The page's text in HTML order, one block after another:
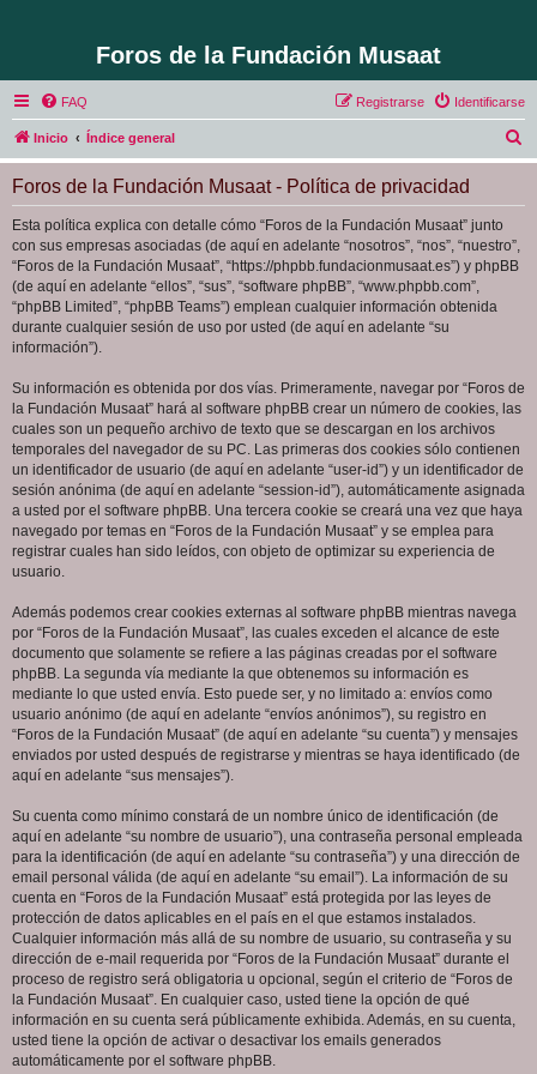
Foros de la Fundación Musaat
FAQ Identificarse
Registrarse
Inicio Índice general
u
Foros de la Fundación Musaat - Política de privacidad
Esta política explica con detalle cómo “Foros de la Fundación Musaat” junto
con sus empresas asociadas (de aquí en adelante “nosotros”, “nos”, “nuestro”,
“Foros de la Fundación Musaat”, “https://phpbb.fundacionmusaat.es”) y phpBB
(de aquí en adelante “ellos”, “sus”, “software phpBB”, “www.phpbb.com”,
“phpBB Limited”, “phpBB Teams”) emplean cualquier información obtenida
durante cualquier sesión de uso por usted (de aquí en adelante “su
información”).
Su información es obtenida por dos vías. Primeramente, navegar por “Foros de
la Fundación Musaat” hará al software phpBB crear un número de cookies, las
cuales son un pequeño archivo de texto que se descargan en los archivos
temporales del navegador de su PC. Las primeras dos cookies sólo contienen
un identificador de usuario (de aquí en adelante “user-id”) y un identificador de
sesión anónima (de aquí en adelante “session-id”), automáticamente asignada
a usted por el software phpBB. Una tercera cookie se creará una vez que haya
navegado por temas en “Foros de la Fundación Musaat” y se emplea para
registrar cuales han sido leídos, con objeto de optimizar su experiencia de
usuario.
Además podemos crear cookies externas al software phpBB mientras navega
por “Foros de la Fundación Musaat”, las cuales exceden el alcance de este
documento que solamente se refiere a las páginas creadas por el software
phpBB. La segunda vía mediante la que obtenemos su información es
mediante lo que usted envía. Esto puede ser, y no limitado a: envíos como
usuario anónimo (de aquí en adelante “envíos anónimos”), su registro en
“Foros de la Fundación Musaat” (de aquí en adelante “su cuenta”) y mensajes
enviados por usted después de registrarse y mientras se haya identificado (de
aquí en adelante “sus mensajes”).
Su cuenta como mínimo constará de un nombre único de identificación (de
aquí en adelante “su nombre de usuario”), una contraseña personal empleada
para la identificación (de aquí en adelante “su contraseña”) y una dirección de
email personal válida (de aquí en adelante “su email”). La información de su
cuenta en “Foros de la Fundación Musaat” está protegida por las leyes de
protección de datos aplicables en el país en el que estamos instalados.
Cualquier información más allá de su nombre de usuario, su contraseña y su
dirección de e-mail requerida por “Foros de la Fundación Musaat” durante el
proceso de registro será obligatoria u opcional, según el criterio de “Foros de
la Fundación Musaat”. En cualquier caso, usted tiene la opción de qué
información en su cuenta será públicamente exhibida. Además, en su cuenta,
usted tiene la opción de activar o desactivar los emails generados
automáticamente por el software phpBB.